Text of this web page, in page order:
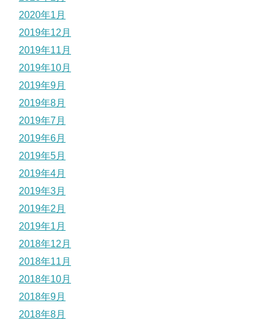
2020年1月
2019年12月
2019年11月
2019年10月
2019年9月
2019年8月
2019年7月
2019年6月
2019年5月
2019年4月
2019年3月
2019年2月
2019年1月
2018年12月
2018年11月
2018年10月
2018年9月
2018年8月